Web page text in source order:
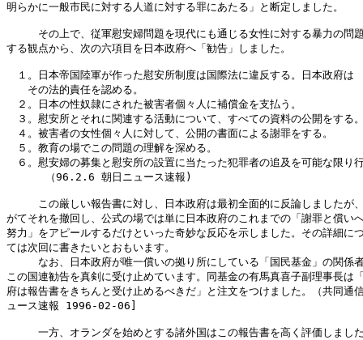
明らかに一般市民に対する人道に対する罪にあたる」と断定しました。
その上で、従軍慰安婦問題を現代にも通じる女性に対する暴力の問
する観点から、次の六項目を日本政府へ「勧告」しました。
１。日本帝国陸軍が作った慰安所制度は国際法に違反する。日本政府は
その法的責任を認める。
２。日本の性奴隷にされた被害者個々人に補償金を支払う。
３。慰安所とそれに関連する活動について、すべての資料の公開をする
４。被害者の女性個々人に対して、公開の書面による謝罪をする。
５。教育の場でこの問題の理解を深める。
６。慰安婦の募集と慰安所の設置に当たった犯罪者の追及を可能な限り
      （96.2.6 朝日ニュース速報)
この厳しい報告書に対し、日本政府は最初全面的に反論しましたが
がてそれを撤回し、公式の場では単に日本政府のこれまでの「謝罪と償い
努力」をアピールするだけといった奇妙な反応を示しました。その詳細に
ては次回に書きたいとおもいます。
なお、日本政府が唯一償いの拠り所にしている「国民基金」の関係
この国連勧告を真剣に受け止めています。同基金の有馬真喜子副理事長は
府は報告書をきちんと受け止めるべきだ」と注文をつけました。（共同通
ュース速報 1996-02-06]
一方、オランダを始めとする諸外国はこの報告書を高く評価しまし